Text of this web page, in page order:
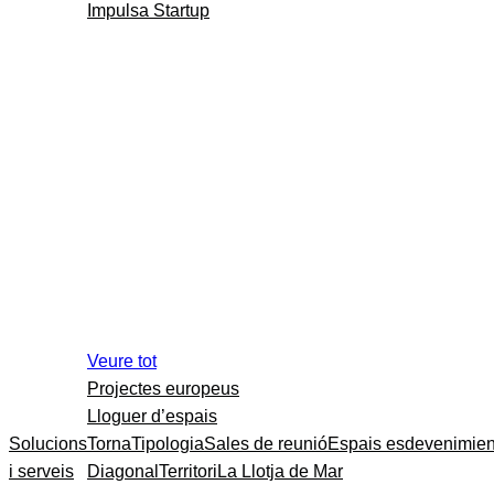
Solucions
i serveis
Impulsa Startup
Veure tot
Projectes europeus
Lloguer d’espais
TornaTipologiaSales de reunióEspais
Diagonal Territori La Llotja de Mar